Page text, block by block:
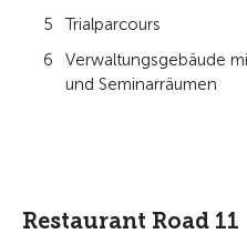
Trialparcours
Verwaltungsgebäude
und Seminarräumen
Restaurant Road 11